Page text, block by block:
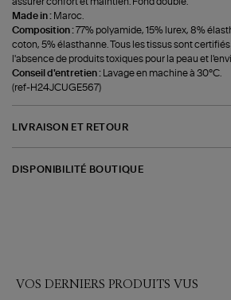
Made in : Maroc.
Composition :77% polyamide, 15% lurex, 8%
coton, 5% élasthanne. Tous les tissus sont
l'absence de produits toxiques pour la peau et
Conseil d'entretien :
Lavage en machine à 30°C.
(ref-H24JCUGE567)
LIVRAISON ET RETOUR
DISPONIBILITÉ BOUTIQUE
VOS DERNIERS PRODUITS VUS